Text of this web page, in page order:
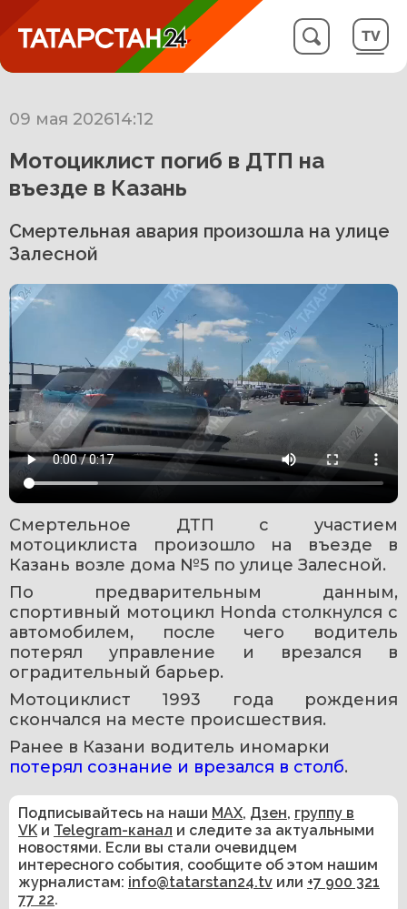
09 мая 202614:12
Мотоциклист погиб в ДТП на
въезде в Казань
Смертельная авария произошла на улице
Залесной
Смертельное ДТП с участием
мотоциклиста произошло на въезде в
Казань возле дома №5 по улице Залесной.
По предварительным данным,
спортивный мотоцикл Honda столкнулся с
автомобилем, после чего водитель
потерял управление и врезался в
оградительный барьер.
Мотоциклист 1993 года рождения
скончался на месте происшествия.
потерял сознание и врезался в столб.
Подписывайтесь на наши MAX, Дзен, группу в
VK и Telegram-канал и следите за актуальными
новостями. Если вы стали очевидцем
интересного события, сообщите об этом нашим
журналистам: info@tatarstan24.tv или +7 900 321
77 22.